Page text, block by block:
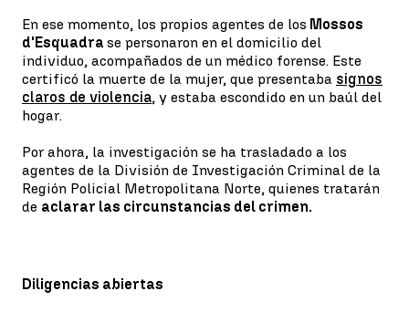
En ese momento, los propios agentes de los Mossos
d'Esquadra se personaron en el domicilio del
individuo, acompañados de un médico forense. Este
certificó la muerte de la mujer, que presentaba signos
claros de violencia, y estaba escondido en un baúl del
hogar.
Por ahora, la investigación se ha trasladado a los
agentes de la División de Investigación Criminal de la
Región Policial Metropolitana Norte, quienes tratarán
de aclarar las circunstancias del crimen.
Diligencias abiertas